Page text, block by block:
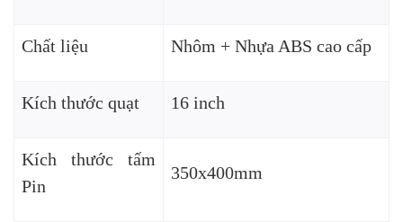
Chất liệu Nhôm + Nhựa ABS cao cấp
Kích thước quạt 16 inch
Kích thước tấm
Pin
350x400mm